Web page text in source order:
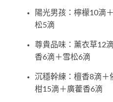
陽光男孩：檸檬10滴
松5滴
尊貴品味：薰衣草12
香6滴＋雪松6滴
沉穩幹練：檀香8滴＋
柑15滴＋廣藿香6滴